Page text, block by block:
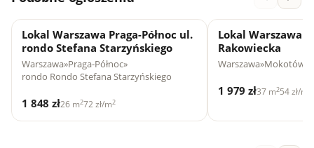
Lokal Warszawa Praga-Północ ul.
rondo Stefana Starzyńskiego
Warszawa»Praga-Północ»
rondo Rondo Stefana Starzyńskiego
1 848 zł26 m272 zł/m2
Lokal Warszawa
Rakowiecka
Warszawa»Mokotów
1 979 zł37 m254 zł/m